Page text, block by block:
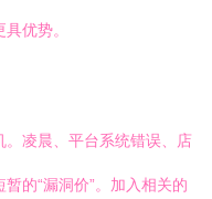
优势。
凌晨、平台系统错误、店
的“漏洞价”。加入相关的